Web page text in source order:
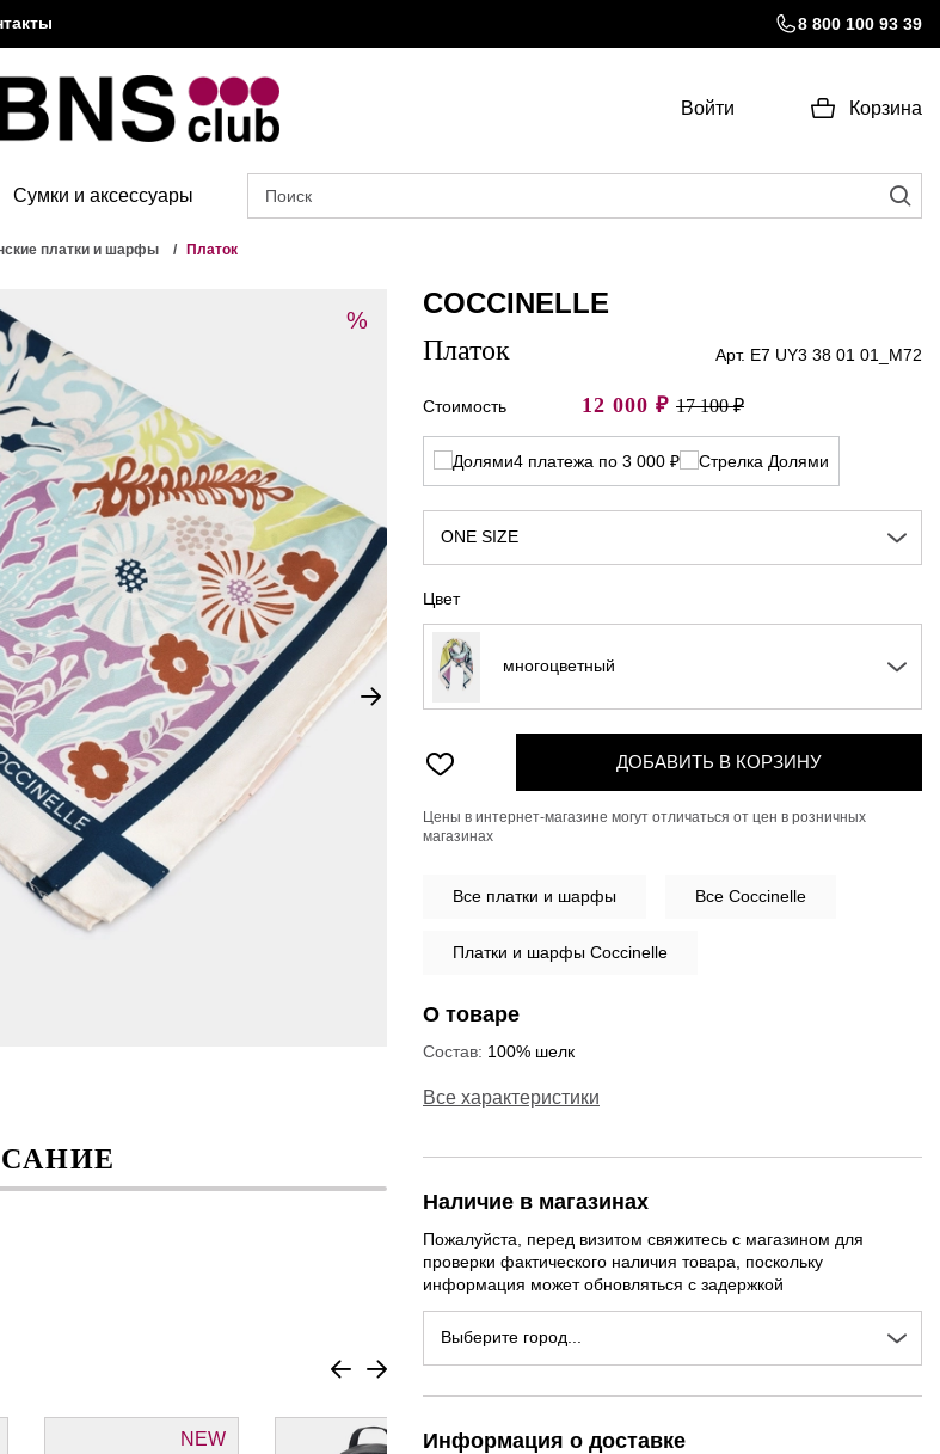
8 800 100 93 39
Войти Корзина
Сумки и аксессуары
платки и шарфы Платок
%
NEW NEW NEW
COCCINELLE
Платок Арт. E7 UY3 38 01 01_M72
Стоимость 12 000 ₽ 17 100 ₽
4 платежа по 3 000 ₽
ONE SIZE
Цвет
многоцветный
ДОБАВИТЬ В КОРЗИНУ
Цены в интернет-магазине могут отличаться от цен в розничных
магазинах
Все платки и шарфы Все Coccinelle
Платки и шарфы Coccinelle
О товаре
Состав: 100% шелк
Все характеристики
Наличие в магазинах
Пожалуйста, перед визитом свяжитесь с магазином для
проверки фактического наличия товара, поскольку
информация может обновляться с задержкой
Выберите город...
Информация о доставке